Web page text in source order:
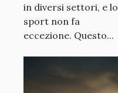
in diversi settori, e lo
sport non fa
eccezione. Questo...